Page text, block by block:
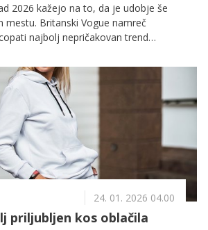
2026 kažejo na to, da je udobje še
mestu. Britanski Vogue namreč
najbolj nepričakovan trend
24. 01. 2026 04.00
priljubljen kos oblačila